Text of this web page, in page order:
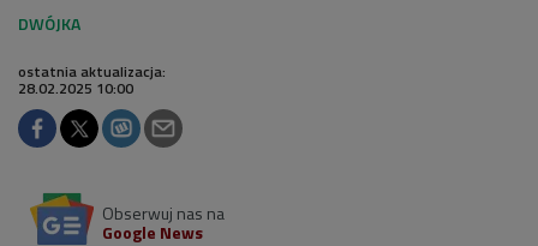
ostatnia aktualizacja:
28.02.2025 10:00
Obserwuj nas na
Google News